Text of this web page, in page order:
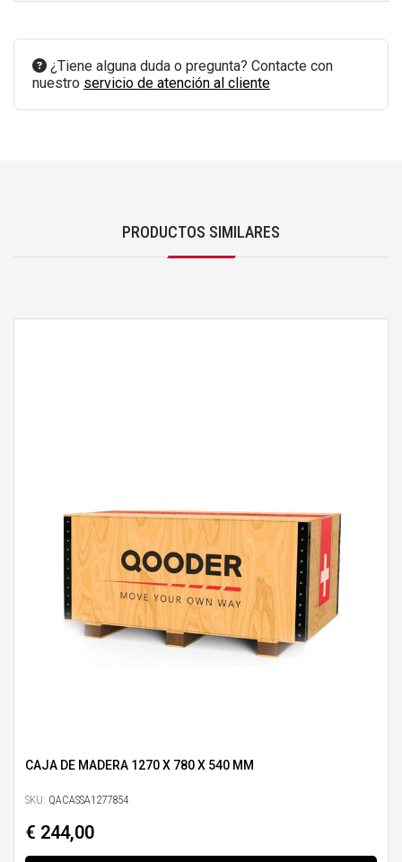
¿Tiene alguna duda o pregunta? Contacte con
nuestro servicio de atención al cliente
PRODUCTOS SIMILARES
CAJA DE MADERA 1270 X 780 X 540 MM
SKU: QACASSA1277854
€ 244,00